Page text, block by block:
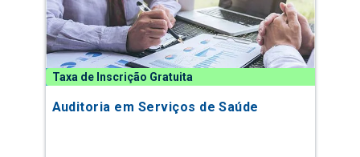
Taxa de Inscrição Gratuita
Auditoria em Serviços de Saúde